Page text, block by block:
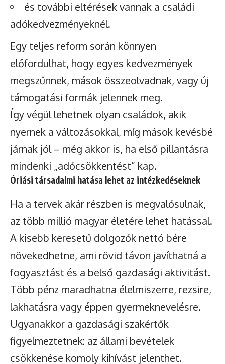
és további eltérések vannak a családi
adókedvezményeknél.
Egy teljes reform során könnyen
előfordulhat, hogy egyes kedvezmények
megszűnnek, mások összeolvadnak, vagy új
támogatási formák jelennek meg.
Így végül lehetnek olyan családok, akik
nyernek a változásokkal, míg mások kevésbé
járnak jól – még akkor is, ha első pillantásra
mindenki „adócsökkentést” kap.
Óriási társadalmi hatása lehet az intézkedéseknek
Ha a tervek akár részben is megvalósulnak,
az több millió magyar életére lehet hatással.
A kisebb keresetű dolgozók nettó bére
növekedhetne, ami rövid távon javíthatná a
fogyasztást és a belső gazdasági aktivitást.
Több pénz maradhatna élelmiszerre, rezsire,
lakhatásra vagy éppen gyermeknevelésre.
Ugyanakkor a gazdasági szakértők
figyelmeztetnek: az állami bevételek
csökkenése komoly kihívást jelenthet.